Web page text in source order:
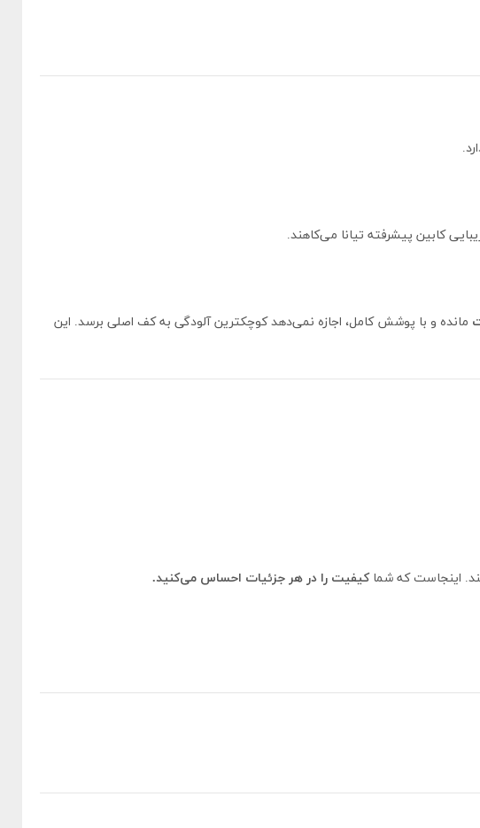
کابین پیشرفته تیانا می‌کاهند.
مانده و با پوشش کامل، اجازه نمی‌دهد کوچکترین آلودگی به کف اصلی برسد. این
اینجاست که شماکیفیت را در هر جزئیات احساس می‌کنید.